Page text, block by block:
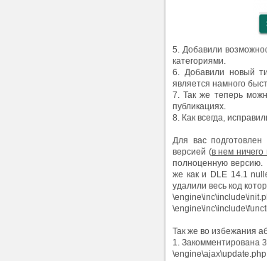
5. Добавили
категориями.
6. Добавили новый
является намного
7. Так же теперь
публикациях.
8. Как всегда,
Для вас
версией (в нем
полноценную версию.
же как и DLE 14.1
удалили весь код
Так же во избежания
1. Закомментирована
\engine\ajax\update.php